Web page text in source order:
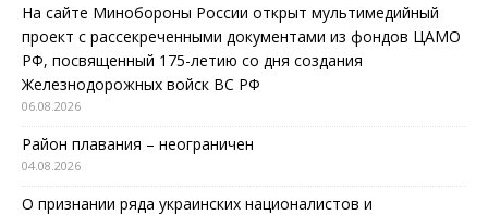
На сайте Минобороны России открыт мультимедийный
проект с рассекреченными документами из фондов ЦАМО
РФ, посвященный 175-летию со дня создания
Железнодорожных войск ВС РФ
06.08.2026
Район плавания – неограничен
04.08.2026
О признании ряда украинских националистов и